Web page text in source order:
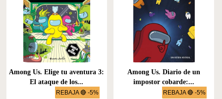
REBAJA 🔴 -5%
Among Us. Elige tu aventura 3:
El ataque de los...
REBAJA 🔴 -5%
Among Us. Diario de un
impostor cobarde:...